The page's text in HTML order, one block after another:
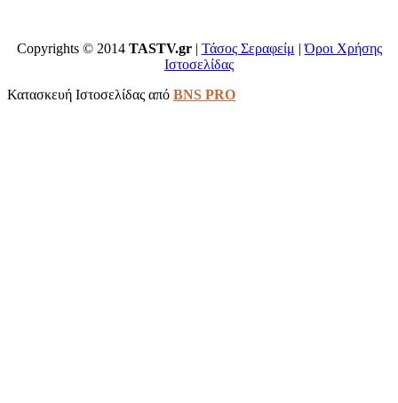
Copyrights © 2014 TASTV.gr| Τάσος Σεραφείμ |Όροι Χρήσης
Ιστοσελίδας
Κατασκευή Ιστοσελίδας από BNS PRO